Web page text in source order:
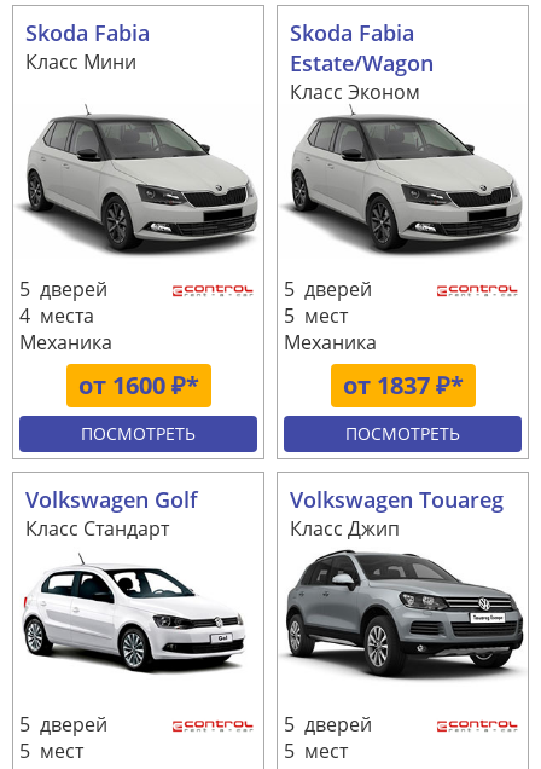
Skoda Fabia
Класс Мини
от 1600 ₽*
5 дверей
4 места
Механика
ПОСМОТРЕТЬ
Skoda Fabia
Estate/Wagon
Класс Эконом
от 1837 ₽*
5 дверей
5 мест
Механика
ПОСМОТРЕТЬ
Volkswagen Golf
Класс Стандарт
5 дверей
5 мест
Volkswagen Touareg
Класс Джип
5 дверей
5 мест